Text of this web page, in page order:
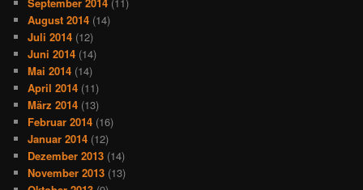
August 2014 (14)
Juli 2014 (12)
Juni 2014 (14)
Mai 2014 (14)
April 2014 (11)
März 2014 (13)
Februar 2014 (16)
Januar 2014 (12)
Dezember 2013 (14)
November 2013 (13)